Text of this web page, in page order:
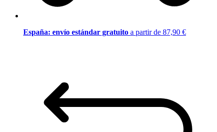
España: envío estándar gratuito a partir de 87,90 €